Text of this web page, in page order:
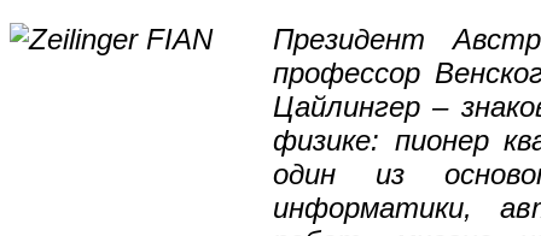
Президент
профессор
Цайлингер –
физике: пионер
один из
информатики,